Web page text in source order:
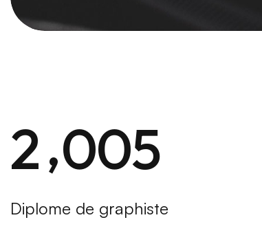
2,005
Diplome de graphiste